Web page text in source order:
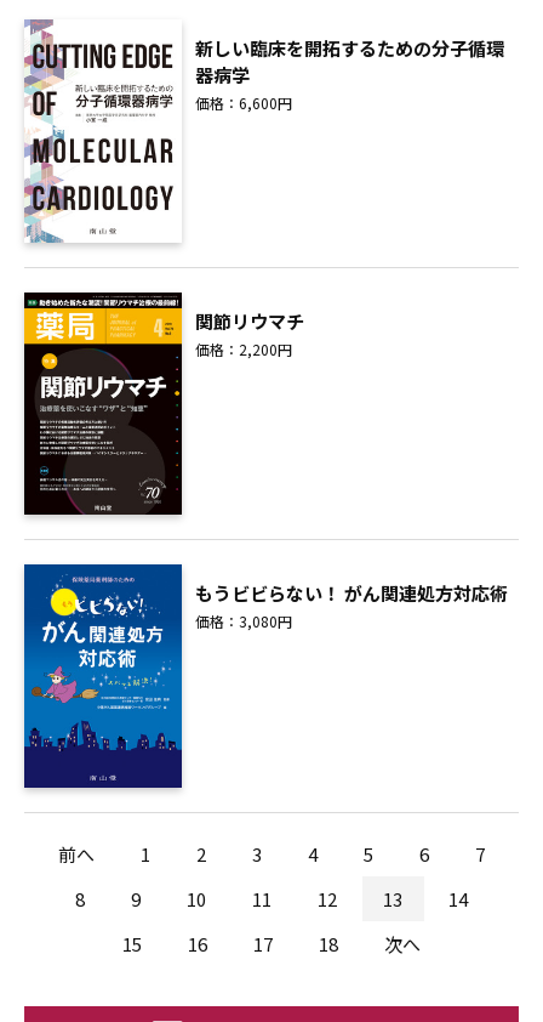
新しい臨床を開拓するための分子循環
器病学
価格：6,600円
関節リウマチ
価格：2,200円
もうビビらない！ がん関連処方対応術
価格：3,080円
前へ 1 2 3 4 5 6
7
8
9 10 11 12 13
14
15
16 17 18 次へ